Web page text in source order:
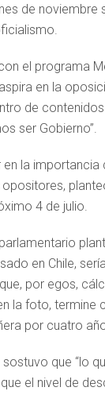
de noviembre
el programa
en la
de
ser Gobierno”.
la
4 de julio.
en Chile,
por egos,
la foto, termine
por cuatro
sostuvo que “lo
el nivel de